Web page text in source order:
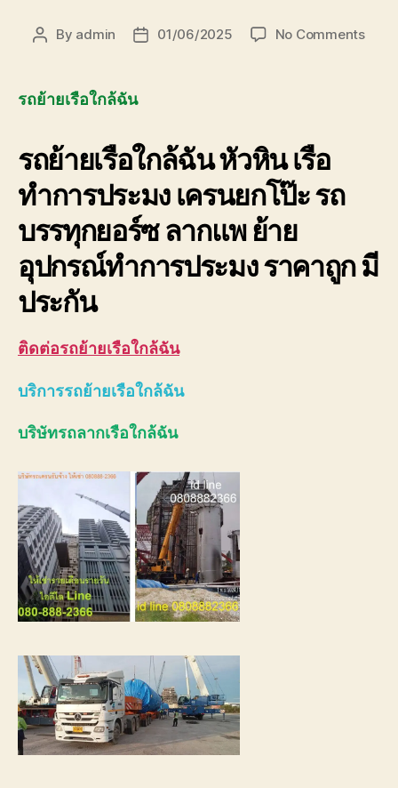
Post
By admin
Post01/06/2025 No Commentson
รถย้ายเรือใกล้ฉัน
รถย้ายเรือใกล้ฉันหัวหิน เรือ
ทำการประมง เครนยกโป๊ะ รถ
บรรทุกยอร์ซ ลากแพ ย้าย
อุปกรณ์ทำการประมง ราคาถูก มี
ประกัน
ติดต่อรถย้ายเรือใกล้ฉัน
บริการรถย้ายเรือใกล้ฉัน
บริษัทรถลากเรือใกล้ฉัน